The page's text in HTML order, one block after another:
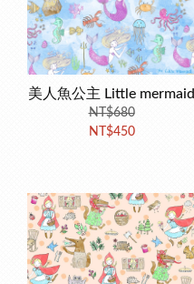
美人魚公主 Little mermaid
NT$680
NT$450